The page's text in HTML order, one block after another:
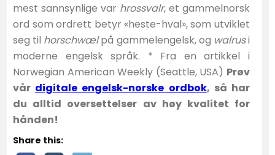
mest sannsynlige var hrossvalr, et gammelnorsk
ord som ordrett betyr «heste-hval», som utviklet
seg til horschwælpå gammelengelsk, og walrusi
moderne engelsk språk. * Fra en artikkel i
Norwegian American Weekly (Seattle, USA) Prøv
vår digitale engelsk-norske ordbok, så har
du alltid oversettelser av høy kvalitet for
hånden!
Share this: